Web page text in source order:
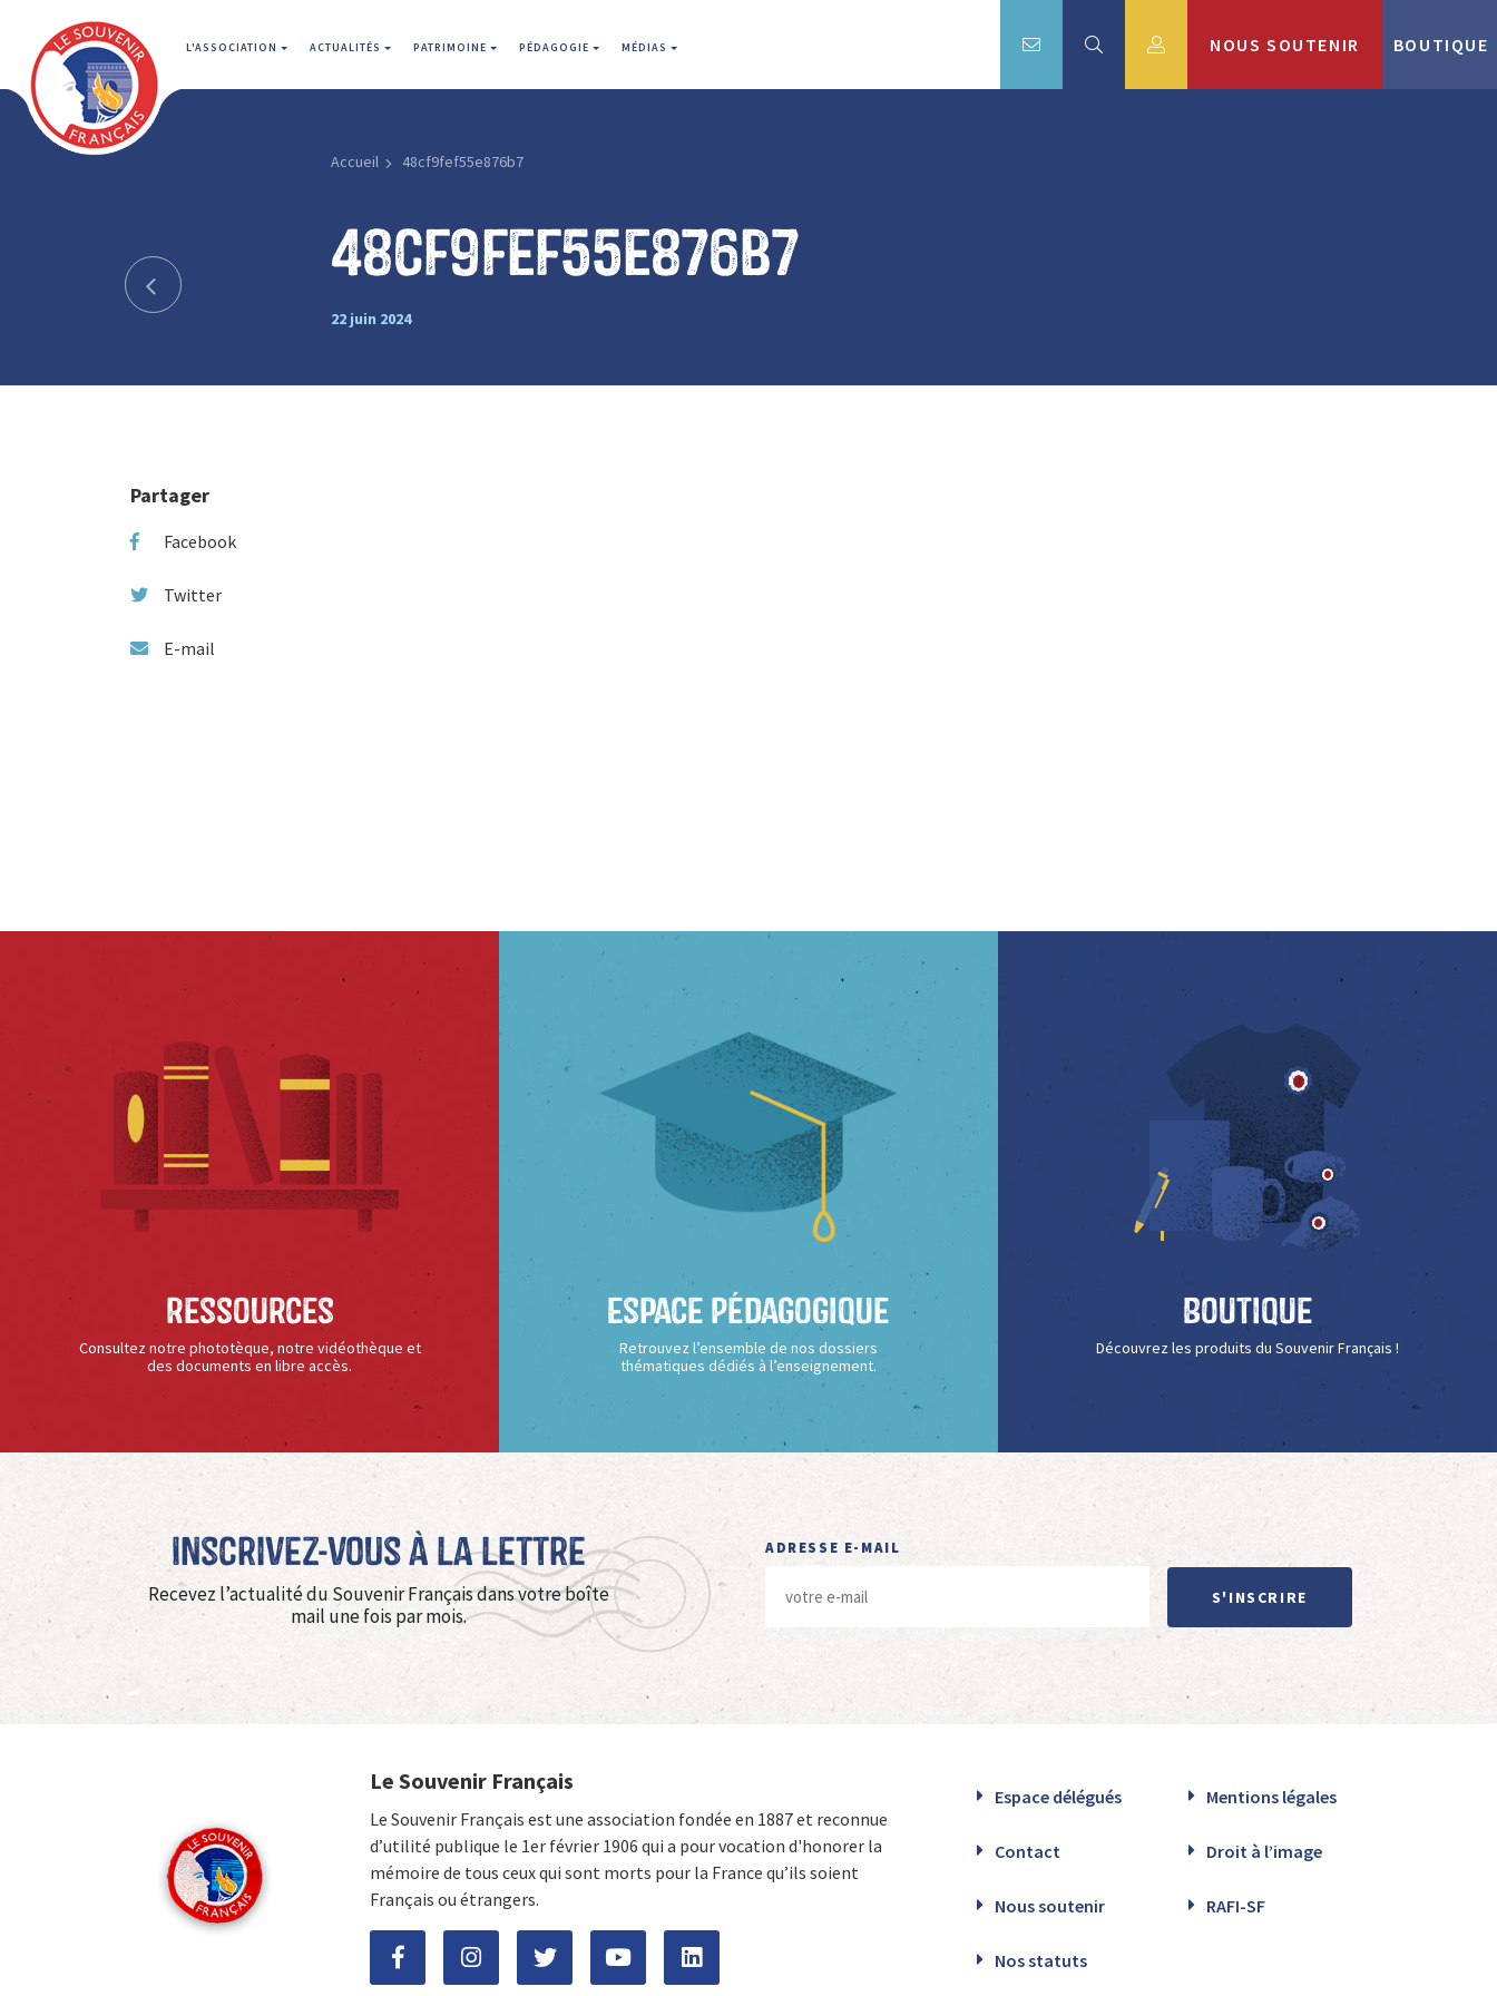
L'ASSOCIATION ACTUALITÉS PATRIMOINE PÉDAGOGIE MÉDIAS NOUS SOUTENIR BOUTIQUE
Accueil 48cf9fef55e876b7
48cf9fef55e876b7
22 juin 2024
Partager
Facebook
Twitter
E-mail
Ressources
Consultez notre phototèque, notre vidéothèque et
des documents en libre accès.
Espace Pédagogique
Retrouvez l’ensemble de nos dossiers
thématiques dédiés à l’enseignement.
Boutique
Découvrez les produits du Souvenir Français !
Inscrivez-vous à La Lettre
Recevez l’actualité du Souvenir Français dans votre boîte
mail une fois par mois.
ADRESSE E-MAIL
S'INSCRIRE
Le Souvenir Français
Le Souvenir Français est une association fondée en 1887 et reconnue
d’utilité publique le 1er février 1906 qui a pour vocation d'honorer la
mémoire de tous ceux qui sont morts pour la France qu’ils soient
Français ou étrangers.
Espace délégués Mentions légales
Contact Droit à l’image
Nous soutenir RAFI-SF
Nos statuts